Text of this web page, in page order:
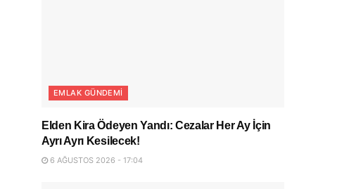
EMLAK GÜNDEMI
Elden Kira Ödeyen Yandı: Cezalar Her Ay İçin
Ayrı Ayrı Kesilecek!
6 AĞUSTOS 2026 - 17:04